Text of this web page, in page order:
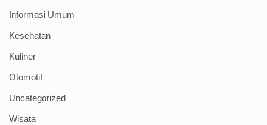
Informasi Umum
Kesehatan
Kuliner
Otomotif
Uncategorized
Wisata